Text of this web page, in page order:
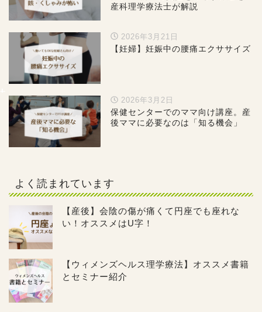
産科理学療法士が解説
2026年3月21日
【妊婦】妊娠中の腰痛エクササイズ
2026年3月2日
保健センターでのママ向け講座。産
後ママに必要なのは「知る機会」
よく読まれています
【産後】会陰の傷が痛くて円座でも座れな
い！オススメはU字！
【ウィメンズヘルス理学療法】オススメ書籍
とセミナー紹介